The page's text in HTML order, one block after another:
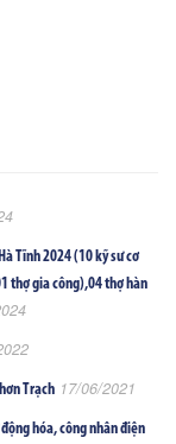
Tĩnh 2024 (10 kỹ sư cơ
thợ gia công),04 thợ hàn
Trạch 17/06/2021
hóa, công nhân điện